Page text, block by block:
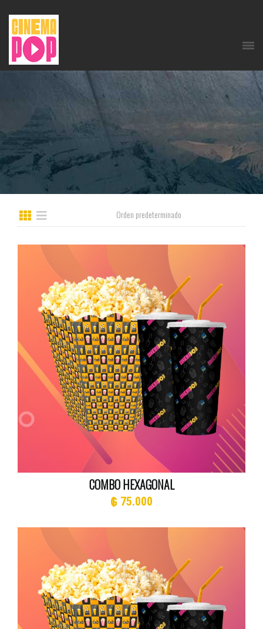
COMBO HEXAGONAL
₲ 75.000